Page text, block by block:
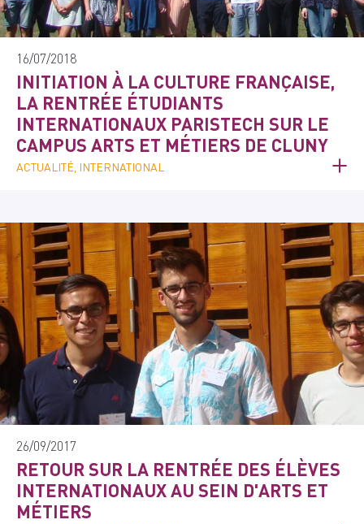
16/07/2018
INITIATION À LA CULTURE FRANÇAISE,
LA RENTRÉE ÉTUDIANTS
INTERNATIONAUX PARISTECH SUR LE
CAMPUS ARTS ET MÉTIERS DE CLUNY
ACTUALITÉ, INTERNATIONAL
26/09/2017
RETOUR SUR LA RENTRÉE DES ÉLÈVES
INTERNATIONAUX AU SEIN D'ARTS ET
MÉTIERS